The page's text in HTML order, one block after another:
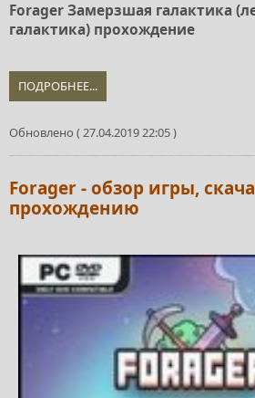
Forager Замерзшая галактика
галактика) прохождение
ПОДРОБНЕЕ...
Обновлено ( 27.04.2019 22:05 )
Forager - обзор игры,
прохождению